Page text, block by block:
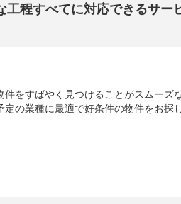
工程すべてに対応できるサー
をすばやく見つけることがスムーズ
の業種に最適で好条件の物件をお探